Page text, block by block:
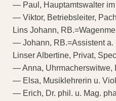
— Paul, Hauptamtswalter
— Viktor, Betriebsleiter,
Lins Johann,
— Johann, RB.=Assistent a.
Linser Albertine, Privat,
— Anna, Uhrmacherswitwe,
— Elsa, Musiklehrerin u.
— Erich, Dr. phil. u. Mag.